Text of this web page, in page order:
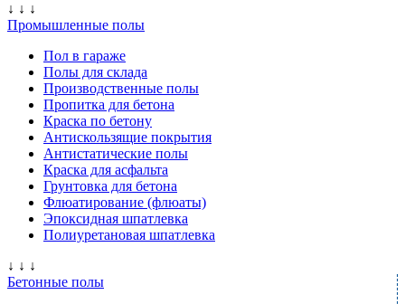
↓ ↓ ↓
Промышленные полы
Пол в гараже
Полы для склада
Производственные полы
Пропитка для бетона
Краска по бетону
Антискользящие покрытия
Антистатические полы
Краска для асфальта
Грунтовка для бетона
Флюатирование (флюаты)
Эпоксидная шпатлевка
Полиуретановая шпатлевка
↓ ↓ ↓
Бетонные полы